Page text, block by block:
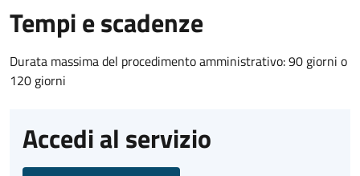
Tempi e scadenze
Durata massima del procedimento amministrativo: 90 giorni o
120 giorni
Accedi al servizio